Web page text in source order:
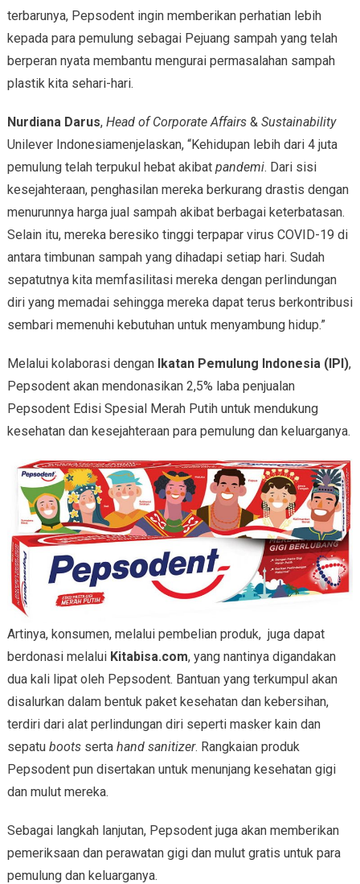
terbarunya, Pepsodent ingin memberikan perhatian lebih
kepada para pemulung sebagai Pejuang sampah yang telah
berperan nyata membantu mengurai permasalahan sampah
plastik kita sehari-hari.
Nurdiana Darus, Head of Corporate Affairs & Sustainability
Unilever Indonesiamenjelaskan, “Kehidupan lebih dari 4 juta
pemulung telah terpukul hebat akibat pandemi. Dari sisi
kesejahteraan, penghasilan mereka berkurang drastis dengan
menurunnya harga jual sampah akibat berbagai keterbatasan.
Selain itu, mereka beresiko tinggi terpapar virus COVID-19 di
antara timbunan sampah yang dihadapi setiap hari. Sudah
sepatutnya kita memfasilitasi mereka dengan perlindungan
diri yang memadai sehingga mereka dapat terus berkontribusi
sembari memenuhi kebutuhan untuk menyambung hidup.”
Melalui kolaborasi dengan Ikatan Pemulung Indonesia (IPI),
Pepsodent akan mendonasikan 2,5% laba penjualan
Pepsodent Edisi Spesial Merah Putih untuk mendukung
kesehatan dan kesejahteraan para pemulung dan keluarganya.
Artinya, konsumen, melalui pembelian produk, juga dapat
berdonasi melalui Kitabisa.com, yang nantinya digandakan
dua kali lipat oleh Pepsodent. Bantuan yang terkumpul akan
disalurkan dalam bentuk paket kesehatan dan kebersihan,
terdiri dari alat perlindungan diri seperti masker kain dan
sepatubootsserta hand sanitizer. Rangkaian produk
Pepsodent pun disertakan untuk menunjang kesehatan gigi
dan mulut mereka.
Sebagai langkah lanjutan, Pepsodent juga akan memberikan
pemeriksaan dan perawatan gigi dan mulut gratis untuk para
pemulung dan keluarganya.